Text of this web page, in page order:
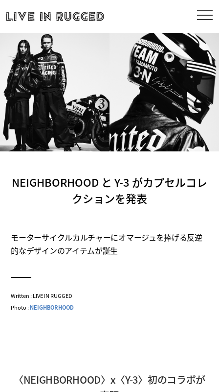
NEIGHBORHOOD と Y-3 がカプセルコレ
クションを発表
モーターサイクルカルチャーにオマージュを捧げる反逆
的なデザインのアイテムが誕生
Written : LIVE IN RUGGED
Photo :NEIGHBORHOOD
〈NEIGHBORHOOD〉x〈Y-3〉初のコラボが